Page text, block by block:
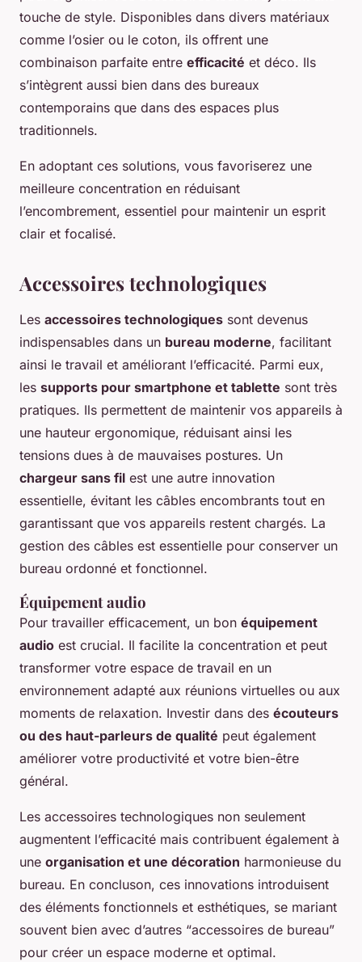
touche de style. Disponibles dans divers matériaux
comme l’osier ou le coton, ils offrent une
combinaison parfaite entre efficacité et déco. Ils
s’intègrent aussi bien dans des bureaux
contemporains que dans des espaces plus
traditionnels.
En adoptant ces solutions, vous favoriserez une
meilleure concentration en réduisant
l’encombrement, essentiel pour maintenir un esprit
clair et focalisé.
Accessoires technologiques
Les accessoires technologiques sont devenus
indispensables dans un bureau moderne, facilitant
ainsi le travail et améliorant l’efficacité. Parmi eux,
les supports pour smartphone et tablette sont très
pratiques. Ils permettent de maintenir vos appareils à
une hauteur ergonomique, réduisant ainsi les
tensions dues à de mauvaises postures. Un
chargeur sans fil est une autre innovation
essentielle, évitant les câbles encombrants tout en
garantissant que vos appareils restent chargés. La
gestion des câbles est essentielle pour conserver un
bureau ordonné et fonctionnel.
Équipement audio
Pour travailler efficacement, un bon équipement
audio est crucial. Il facilite la concentration et peut
transformer votre espace de travail en un
environnement adapté aux réunions virtuelles ou aux
moments de relaxation. Investir dans des écouteurs
ou des haut-parleurs de qualité peut également
améliorer votre productivité et votre bien-être
général.
Les accessoires technologiques non seulement
augmentent l’efficacité mais contribuent également à
une organisation et une décoration harmonieuse du
bureau. En concluson, ces innovations introduisent
des éléments fonctionnels et esthétiques, se mariant
souvent bien avec d’autres “accessoires de bureau”
pour créer un espace moderne et optimal.